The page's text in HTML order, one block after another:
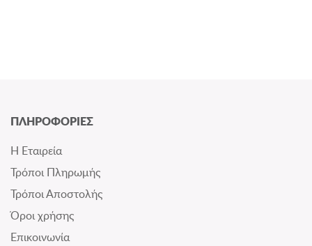
ΠΛΗΡΟΦΟΡΙΕΣ
Η Εταιρεία
Τρόποι Πληρωμής
Τρόποι Αποστολής
Όροι χρήσης
Επικοινωνία